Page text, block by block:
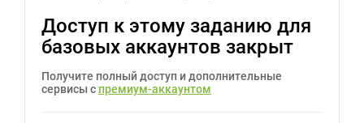
Доступ к этому заданию для
базовых аккаунтов закрыт
Получите полный доступ и дополнительные
сервисы с премиум-аккаунтом